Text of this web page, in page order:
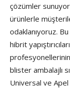
çözümler
ürünlerle
odaklanıyoruz.
hibrit
profesyonellerinin
blister ambalajlı
Universal ve Apel